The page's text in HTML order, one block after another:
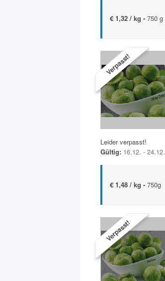
€ 1,32 / kg - 750 g
Verpasst!
Leider verpasst!
Gültig: 16.12. - 24.12.
€ 1,48 / kg - 750g
Verpasst!